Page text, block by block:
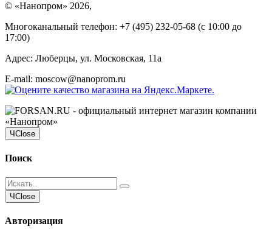
© «Нанопром» 2026,
Многоканальный телефон: +7 (495) 232-05-68 (c 10:00 до
17:00)
Адрес: Люберцы, ул. Московская, 11а
E-mail: moscow@nanoprom.ru
ЧClose
Поиск
ЧClose
Авторизация